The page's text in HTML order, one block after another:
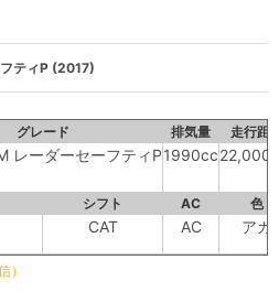
ティP (2017)
グレード 排気量 走行距
レーダーセーフティP1990cc
シフト AC 色
CAT AC アカ
）